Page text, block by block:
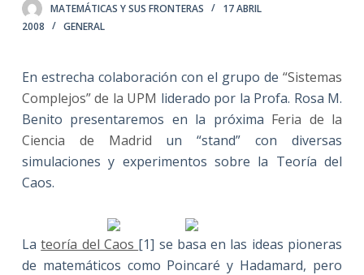
e
n
d
o
MATEMÁTICAS Y SUS FRONTERAS
17 ABRIL
2008
GENERAL
En estrecha colaboración con el grupo de“Sistemas
Complejos” de la UPM liderado por la Profa. Rosa M.
Benito presentaremos en la próxima Feria de la
Ciencia de Madrid un “stand” con diversas
simulaciones y experimentos sobre la Teoría del
Caos.
Lateoría del Caos [1] se basa en las ideas pioneras
de matemáticos como Poincaré y Hadamard, pero